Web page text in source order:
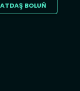
BOLUŇ